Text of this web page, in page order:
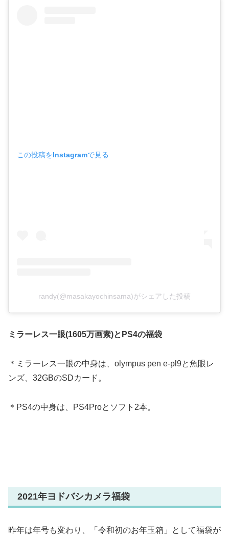
この投稿をInstagramで見る
randy(@masakayochinsama)がシェアした投稿
ミラーレス一眼(1605万画素)とPS4の福袋
＊ミラーレス一眼の中身は、olympus pen e-pl9と魚眼レ
ンズ、32GBのSDカード。
＊PS4の中身は、PS4Proとソフト2本。
2021年ヨドバシカメラ福袋
昨年は年号も変わり、「令和初のお年玉箱」として福袋が